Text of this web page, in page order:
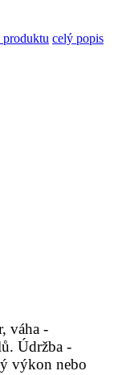
produktu celý popis
váha -
Údržba -
výkon nebo